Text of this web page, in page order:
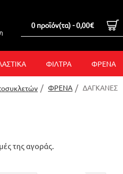
0 προϊόν(τα) - 0,00€
ΦΙΛΤΡΑ ΦΡΕΝΑ
ΦΡΕΝΑ ΔΑΓΚΑΝΕΣ
της αγοράς.